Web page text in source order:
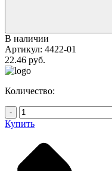
В наличии
Артикул: 4422-01
22.46 руб.
Количество:
-
Купить